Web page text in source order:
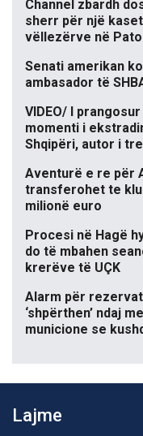
Channel zbardh
sherr për një
vëllezërve në
Senati amerikan
ambasador të
VIDEO/ I
momenti i
Shqipëri, autor i
Aventurë e re për
transferohet te
milionë euro
Procesi në Hagë
do të mbahen
krerëve të UÇK
Alarm për
‘shpërthen’ ndaj
municione se
Lajme